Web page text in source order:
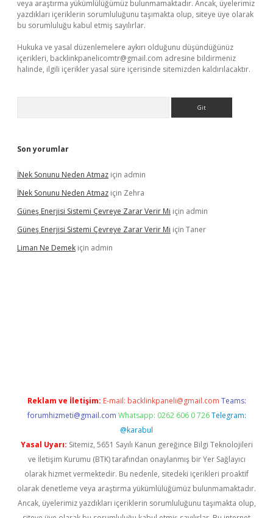
veya araştırma yükümlülüğümüz bulunmamaktadır. Ancak, üyelerimiz
yazdıkları içeriklerin sorumluluğunu taşımakta olup, siteye üye olarak
bu sorumluluğu kabul etmiş sayılırlar.
Hukuka ve yasal düzenlemelere aykırı olduğunu düşündüğünüz
içerikleri, backlinkpanelicomtr@gmail.com adresine bildirmeniz
halinde, ilgili içerikler yasal süre içerisinde sitemizden kaldırılacaktır.
Son yorumlar
İNek Sonunu Neden Atmaz için admin
İNek Sonunu Neden Atmaz için Zehra
Güneş Enerjisi Sistemi Çevreye Zarar Verir Mi için admin
Güneş Enerjisi Sistemi Çevreye Zarar Verir Mi için Taner
Liman Ne Demek için admin
Reklam ve İletişim: E-mail: backlinkpaneli@gmail.com Teams:
forumhizmeti@gmail.com Whatsapp: 0262 606 0 726 Telegram:
@karabul
Yasal Uyarı: Sitemiz, 5651 Sayılı Kanun gereğince Bilgi Teknolojileri
ve İletişim Kurumu (BTK) tarafından onaylanmış bir Yer Sağlayıcı
olarak hizmet vermektedir. Bu nedenle, sitedeki içerikleri proaktif
olarak denetleme veya araştırma yükümlülüğümüz bulunmamaktadır.
Ancak, üyelerimiz yazdıkları içeriklerin sorumluluğunu taşımakta olup,